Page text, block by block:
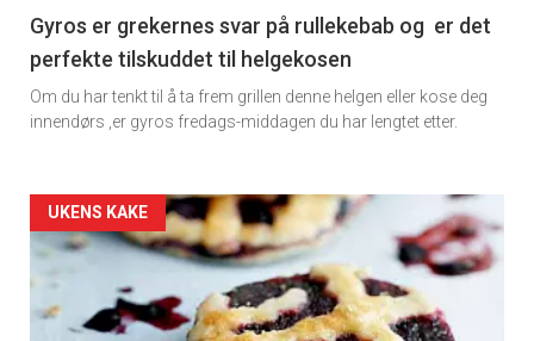
11
Dagens
rett
Gyros er grekernes svar på rullekebab og er det
perfekte tilskuddet til helgekosen
Om du har tenkt til å ta frem grillen denne helgen eller kose deg
innendørs ,er gyros fredags-middagen du har lengtet etter.
Artikler
detail
-
UKENS KAKE